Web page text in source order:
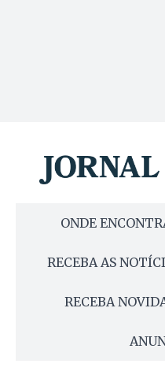
ONDE
RECEBA AS
RECEBA